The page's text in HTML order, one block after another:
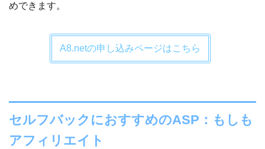
めできます。
A8.netの申し込みページはこちら
セルフバックにおすすめのASP：もしも
アフィリエイト